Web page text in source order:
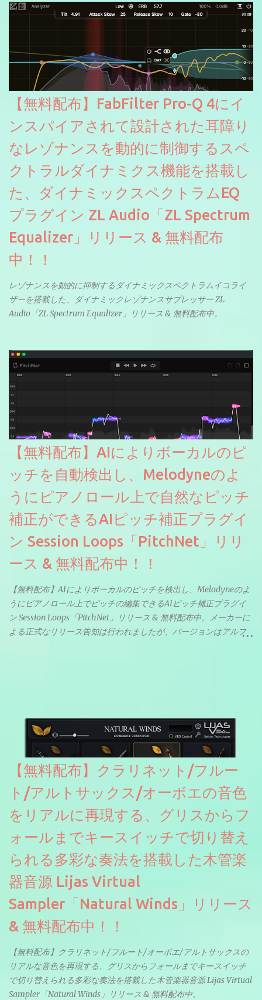
【無料配布】FabFilter Pro-Q 4にイ
ンスパイアされて設計された耳障り
なレゾナンスを動的に制御するスペ
クトラルダイナミクス機能を搭載し
た、ダイナミックスペクトラムEQ
プラグイン ZL Audio「ZL Spectrum
Equalizer」リリース & 無料配布
中！！
レゾナンスを動的に抑制するダイナミックスペクトラムイコライ
ザーを搭載した、ダイナミックレゾナンスサプレッサー ZL
Audio「ZL Spectrum Equalizer」リリース & 無料配布中。
【無料配布】AIによりボーカルのピ
ッチを自動検出し、Melodyneのよ
うにピアノロール上で自然なピッチ
補正ができるAIピッチ補正プラグイ
ン Session Loops「PitchNet」リリ
ース & 無料配布中！！
【無料配布】AIによりボーカルのピッチを検出し、Melodyneのよ
うにピアノロール上でピッチの編集できるAIピッチ補正プラグイ
ン Session Loops「PitchNet」リリース & 無料配布中。メーカーに
よる正式なリリース告知は行われましたが、バージョンはアルフ
【無料配布】クラリネット/フルー
ト/アルトサックス/オーボエの音色
をリアルに再現する、グリスからフ
ォールまでキースイッチで切り替え
られる多彩な奏法を搭載した木管楽
器音源 Lijas Virtual
Sampler「Natural Winds」リリース
& 無料配布中！！
【無料配布】クラリネット/フルート/オーボエ/アルトサックスの
リアルな音色を再現する、グリスからフォールまでキースイッチ
で切り替えられる多彩な奏法を搭載した木管楽器音源 Lijas Virtual
Sampler「Natural Winds」リリース & 無料配布中。